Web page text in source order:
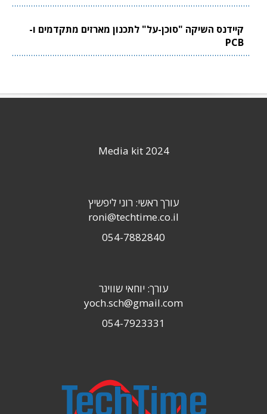
קיידנס השיקה "סוכן-על" לתכנון מארזים מתקדמים ו-
PCB
Media kit 2024
עורך ראשי: רוני ליפשיץ
roni@techtime.co.il
054-7882840
עורך: יוחאי שוויגר
yoch.sch@gmail.com
054-7923331